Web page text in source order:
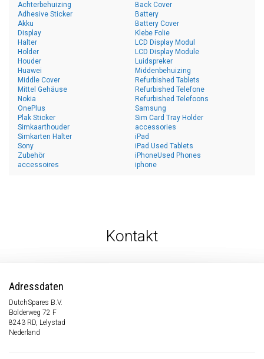
Achterbehuizing
Adhesive Sticker
Akku
Back Cover
Battery
Battery Cover
Display
Halter
Holder
Houder
Huawei
Klebe Folie
LCD Display Modul
LCD Display Module
Luidspreker
Middenbehuizing
Middle Cover
Mittel Gehäuse
Nokia
OnePlus
Plak Sticker
Refurbished Tablets
Refurbished Telefone
Refurbished Telefoons
Samsung
Sim Card Tray Holder
Simkaarthouder
Simkarten Halter
Sony
Zubehör
accessoires
accessories
iPad
iPad Used Tablets
iPhoneUsed Phones
iphone
Kontakt
Adressdaten
DutchSpares B.V.
Bolderweg 72 F
8243 RD, Lelystad
Nederland